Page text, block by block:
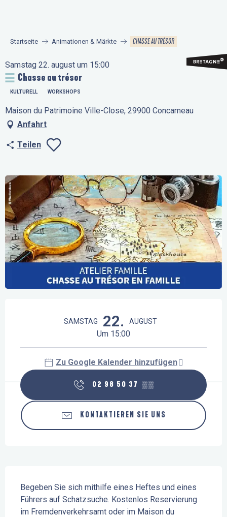
principal
Startseite Animationen & Märkte CHASSE AU TRÉSOR
Samstag 22. august um 15:00
Chasse au trésor
KULTURELL WORKSHOPS
Maison du Patrimoine Ville-Close, 29900 Concarneau
Anfahrt
Teilen
SAMSTAG 22. AUGUST
Um 15:00
Zu Google Kalender hinzufügen
02 98 50 37 ▒▒
KONTAKTIEREN SIE UNS
Begeben Sie sich mithilfe eines Heftes und eines
Führers auf Schatzsuche. Kostenlos Reservierung
im Fremdenverkehrsamt oder im Maison du